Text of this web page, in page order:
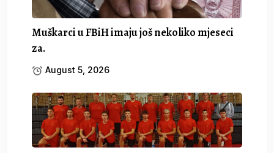
Muškarci u FBiH imaju još nekoliko mjeseci
za.
August 5, 2026